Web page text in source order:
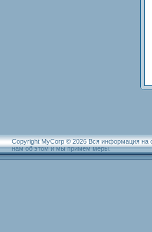
Copyright MyCorp © 2026 Вся информация на
нам об этом и мы примем меры.